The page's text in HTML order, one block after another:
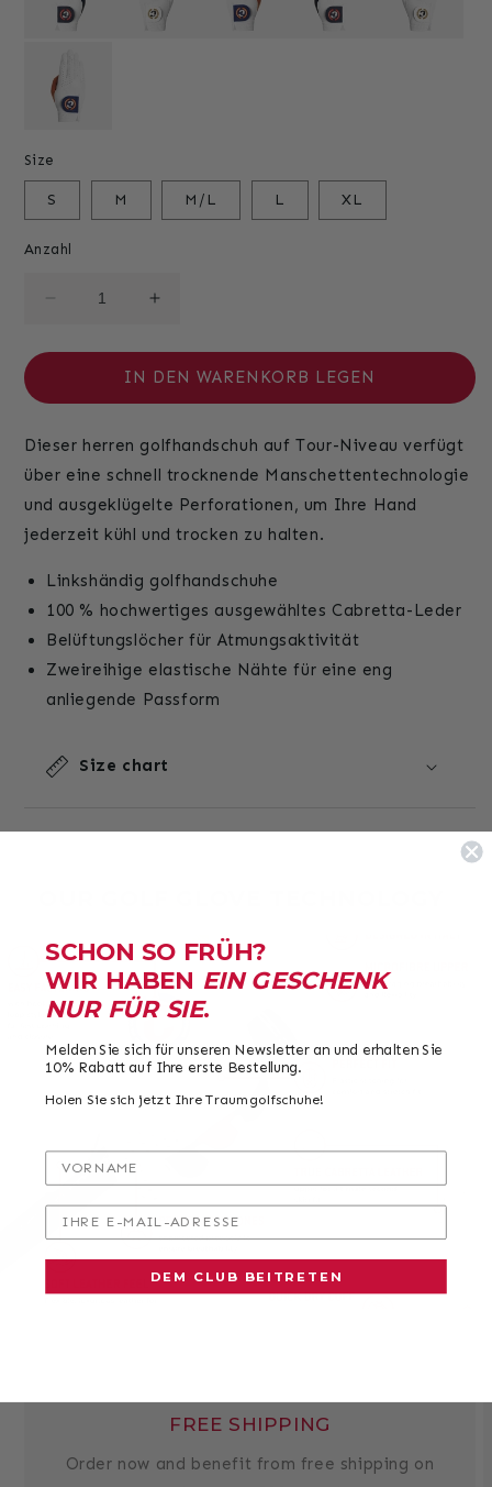
Size
S M M/L L XL
Anzahl
Verringere
Menge
Herren
Pro
–
–
Weiß
Erhöhe
Menge
für
Herren
Pro
–
–
Weiß
IN DEN WARENKORB LEGEN
Dieser herren golfhandschuh auf Tour-Niveau verfügt
über eine schnell trocknende Manschettentechnologie
und ausgeklügelte Perforationen, um Ihre Hand
jederzeit kühl und trocken zu halten.
Linkshändig golfhandschuhe
100 % hochwertiges ausgewähltes Cabretta-Leder
Belüftungslöcher für Atmungsaktivität
Zweireihige elastische Nähte für eine eng
anliegende Passform
Size chart
FREE SHIPPING
Order now and benefit from free shipping on
SCHON SO FRÜH?
WIR HABEN EIN GESCHENK
NUR FÜR SIE.
Melden Sie sich für unseren Newsletter an und erhalten Sie
10% Rabatt auf Ihre erste Bestellung.
Holen Sie sich jetzt Ihre Traumgolfschuhe!
VORNAME
IHRE E-MAIL-ADRESSE
DEM CLUB BEITRETEN